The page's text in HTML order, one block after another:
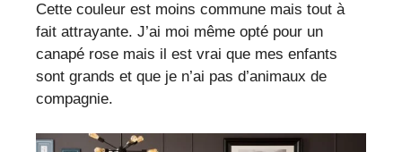
Cette couleur est moins commune mais tout à
fait attrayante. J’ai moi même opté pour un
canapé rose mais il est vrai que mes enfants
sont grands et que je n’ai pas d’animaux de
compagnie.